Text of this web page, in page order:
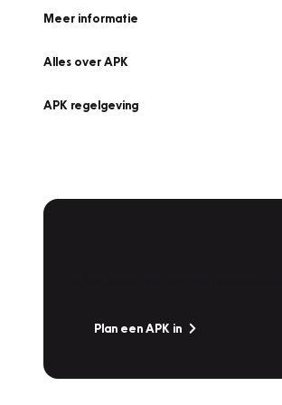
Meer informatie
Alles over APK
APK regelgeving
Plan een APK in